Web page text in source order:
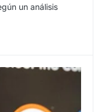
un análisis